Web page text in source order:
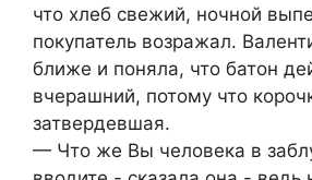
что хлеб свежий, ночной
покупатель возражал.
ближе и поняла, что батон
вчерашний, потому что
затвердевшая.
— Что же Вы человека в